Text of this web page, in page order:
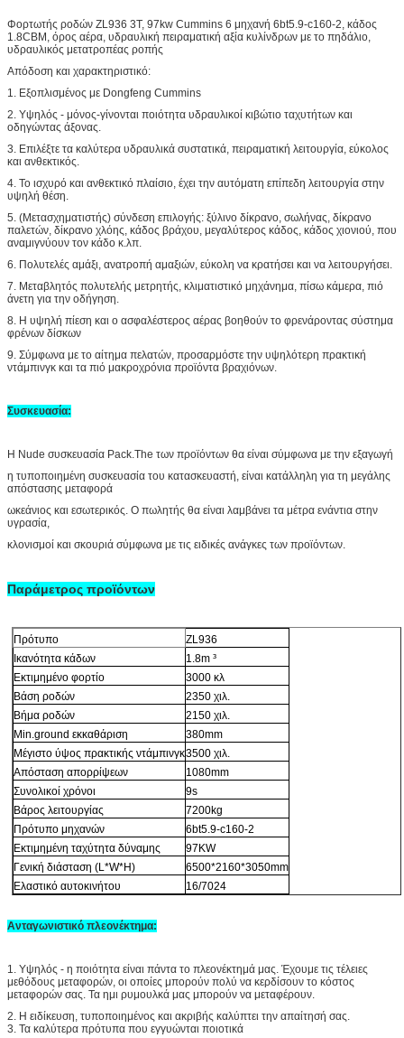
Φορτωτής ροδών ZL936 3T, 97kw Cummins 6 μηχανή 6bt5.9-c160-2, κάδος
1.8CBM, όρος αέρα, υδραυλική πειραματική αξία κυλίνδρων με το πηδάλιο,
υδραυλικός μετατροπέας ροπής
Απόδοση και χαρακτηριστικό:
1. Εξοπλισμένος με Dongfeng Cummins
2. Υψηλός - μόνος-γίνονται ποιότητα υδραυλικοί κιβώτιο ταχυτήτων και
οδηγώντας άξονας.
3. Επιλέξτε τα καλύτερα υδραυλικά συστατικά, πειραματική λειτουργία, εύκολος
και ανθεκτικός.
4. Το ισχυρό και ανθεκτικό πλαίσιο, έχει την αυτόματη επίπεδη λειτουργία στην
υψηλή θέση.
5. (Μετασχηματιστής) σύνδεση επιλογής: ξύλινο δίκρανο, σωλήνας, δίκρανο
παλετών, δίκρανο χλόης, κάδος βράχου, μεγαλύτερος κάδος, κάδος χιονιού, που
αναμιγνύουν τον κάδο κ.λπ.
6. Πολυτελές αμάξι, ανατροπή αμαξιών, εύκολη να κρατήσει και να λειτουργήσει.
7. Μεταβλητός πολυτελής μετρητής, κλιματιστικό μηχάνημα, πίσω κάμερα, πιό
άνετη για την οδήγηση.
8. Η υψηλή πίεση και ο ασφαλέστερος αέρας βοηθούν το φρενάροντας σύστημα
φρένων δίσκων
9. Σύμφωνα με το αίτημα πελατών, προσαρμόστε την υψηλότερη πρακτική
ντάμπινγκ και τα πιό μακροχρόνια προϊόντα βραχιόνων.
Συσκευασία:
Η Nude συσκευασία Pack.The των προϊόντων θα είναι σύμφωνα με την εξαγωγή
η τυποποιημένη συσκευασία του κατασκευαστή, είναι κατάλληλη για τη μεγάλης
απόστασης μεταφορά
ωκεάνιος και εσωτερικός. Ο πωλητής θα είναι λαμβάνει τα μέτρα ενάντια στην
υγρασία,
κλονισμοί και σκουριά σύμφωνα με τις ειδικές ανάγκες των προϊόντων.
Παράμετρος προϊόντων
Πρότυπο
ZL936
Ικανότητα κάδων
1.8m ³
Εκτιμημένο φορτίο
3000 κλ
Βάση ροδών
2350 χιλ.
Βήμα ροδών
2150 χιλ.
Min.ground εκκαθάριση
380mm
Μέγιστο ύψος πρακτικής ντάμπινγκ3500 χιλ.
Απόσταση απορρίψεων
1080mm
Συνολικοί χρόνοι
9s
Βάρος λειτουργίας
7200kg
Πρότυπο μηχανών
6bt5.9-c160-2
Εκτιμημένη ταχύτητα δύναμης
97KW
Γενική διάσταση (L*W*H)
6500*2160*3050mm
Ελαστικό αυτοκινήτου
16/7024
Ανταγωνιστικό πλεονέκτημα:
1. Υψηλός - η ποιότητα είναι πάντα το πλεονέκτημά μας. Έχουμε τις τέλειες
μεθόδους μεταφορών, οι οποίες μπορούν πολύ να κερδίσουν το κόστος
μεταφορών σας. Τα ημι ρυμουλκά μας μπορούν να μεταφέρουν.
2. Η ειδίκευση, τυποποιημένος και ακριβής καλύπτει την απαίτησή σας.
3. Τα καλύτερα πρότυπα που εγγυώνται ποιοτικά